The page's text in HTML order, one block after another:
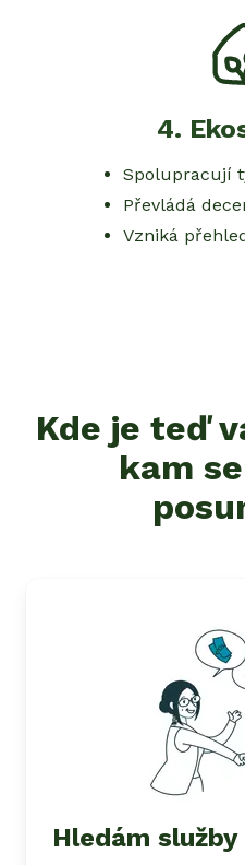
4.
Spolupracují
Převládá
Vzniká
Kde je teď
kam
Hledám